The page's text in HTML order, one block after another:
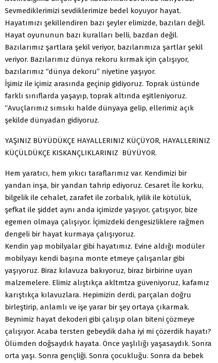
Sevmediklerimizi sevdiklerimize bedel koyuyor hayat.
Hayatımızı şekillendiren bazı şeyler elimizde, bazıları değil.
Hayat oyununun bazı kuralları belli, bazdan değil.
Bazılarımız şartlara şekil veriyor, bazılarımıza şartlar şekil
veriyor. Bazılarımız dünya rekoru kırmak için çalışıyor,
bazılarımız “dünya dekoru” niyetine yaşıyor.
İşimiz ile içimiz arasında geçinip gidiyoruz. Toprak üstünde
farklı sınıflarda yaşayıp, toprak altında eşitleniyoruz.
“Avuçlarımız sımsıkı halde dünyaya gelip, ellerimiz açık
şekilde dünyadan gidiyoruz.
YAŞINIZ BÜYÜDÜKÇE HAYALLERINIZ KÜÇÜYOR, HAYALLERINIZ
KÜÇÜLDÜKÇE KISKANÇLIKLARINIZ BÜYÜYOR.
Hem yaratıcı, hem yıkıcı taraflarımız var. Kendimizi bir
yandan inşa, bir yandan tahrip ediyoruz. Cesaret İle korku,
bilgelik ile cehalet, zarafet ile zorbalık, iyilik ile kötülük,
şefkat ile şiddet aynı anda içimizde yaşıyor, çatışıyor, bize
egemen olmaya çalışıyor. İçimizdeki dengesizliklere rağmen
dengeli bir hayat kurmaya çalışıyoruz.
Kendin yap mobilyalar gibi hayatımız. Evine aldığı modüler
mobilyayı kendi başına monte etmeye çalışanlar gibi
yaşıyoruz. Biraz kılavuza bakıyoruz, biraz birbirine uyan
malzemelere. Elimiz alıştıkça akltmtza güveniyoruz, kafamız
karıştıkça kılavuzlara. Hepimizin derdi, parçalan doğru
birleştirip, anlamlı ve işe yarar bir şey ortaya çıkarmak.
Beynimiz hayat dekoderi gibi çalışıp olan biteni çözmeye
çalışıyor. Acaba tersten gebeydik daha iyi mi çözerdik hayatı?
Ölümden doğsaydık hayata. Önce yaşlılığı yaşasaydık. Sonra
orta yaşı. Sonra gençliği. Sonra çocukluğu. Sonra da bebek